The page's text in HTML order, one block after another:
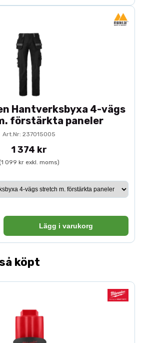
Hantverksbyxa 4-vägs
förstärkta paneler
Art.Nr: 237015005
1 374 kr
099 kr exkl. moms)
Lägg i varukorg
köpt